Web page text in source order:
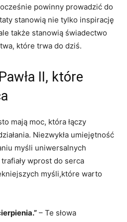
powinny prowadzić do
stanowią nie tylko inspirację
także stanowią⁤ świadectwo
które trwa do dziś.
⁣II, które
mają ‌moc, która łączy
Niezwykła umiejętność⁤
myśli uniwersalnych
trafiały⁣ wprost⁢ do serca
myśli,które warto
– Te słowa